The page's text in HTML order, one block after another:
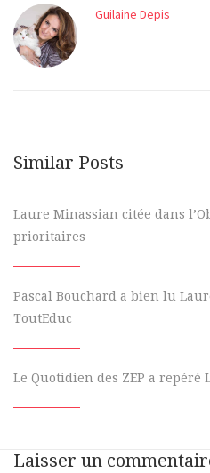
Guilaine Depis
Similar Posts
Laure Minassian citée dans
prioritaires
Pascal Bouchard a bien lu
ToutEduc
Le Quotidien des ZEP a repéré
Laisser un